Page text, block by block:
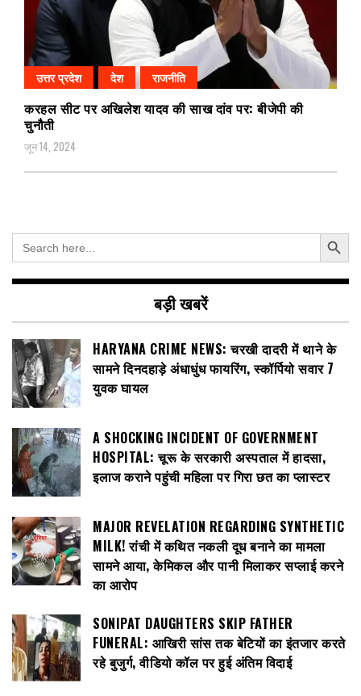
उत्तर प्रदेश देश राजनीति
करहल सीट पर अखिलेश यादव की साख दांव पर: बीजेपी की
चुनौती
जून 14, 2024
Search
for:
Search Button
बड़ी खबरें
HARYANA CRIME NEWS: चरखी दादरी में थाने के
सामने दिनदहाड़े अंधाधुंध फायरिंग, स्कॉर्पियो सवार 7
युवक घायल
A SHOCKING INCIDENT OF GOVERNMENT
HOSPITAL: चूरू के सरकारी अस्पताल में हादसा,
इलाज कराने पहुंची महिला पर गिरा छत का प्लास्टर
MAJOR REVELATION REGARDING SYNTHETIC
MILK! रांची में कथित नकली दूध बनाने का मामला
सामने आया, केमिकल और पानी मिलाकर सप्लाई करने
का आरोप
SONIPAT DAUGHTERS SKIP FATHER
FUNERAL: आखिरी सांस तक बेटियों का इंतजार करते
रहे बुजुर्ग, वीडियो कॉल पर हुई अंतिम विदाई